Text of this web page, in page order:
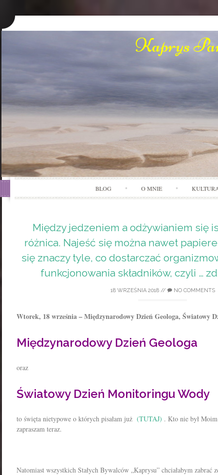
Kaprys
BLOG O MNIE
Między jedzeniem a odżywianiem się
różnica. Najeść się można nawet
się znaczy tyle, co dostarczać
funkcjonowania składników, czyli …
18 WRZEŚNIA 2018// NO COMMENTS
Wtorek, 18 września – Międzynarodowy Dzień Geologa, Światowy
Międzynarodowy Dzień Geologa
oraz
Światowy Dzień Monitoringu Wody
to święta nietypowe o których pisałam już (TUTAJ) . Kto nie był
zapraszam teraz.
Natomiast wszystkich Stałych Bywalców „Kaprysu” chciałabym zabrać